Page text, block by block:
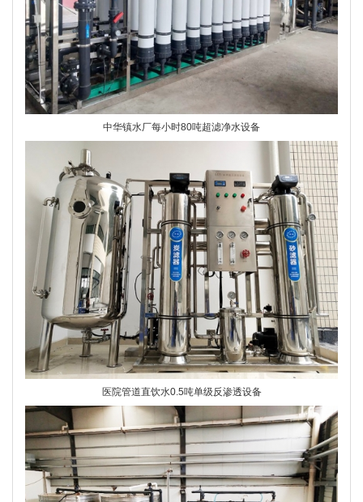
中华镇水厂每小时80吨超滤净水设备
医院管道直饮水0.5吨单级反渗透设备